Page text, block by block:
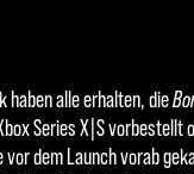
haben alle erhalten, die
Series X|S vorbestellt
vor dem Launch vorab